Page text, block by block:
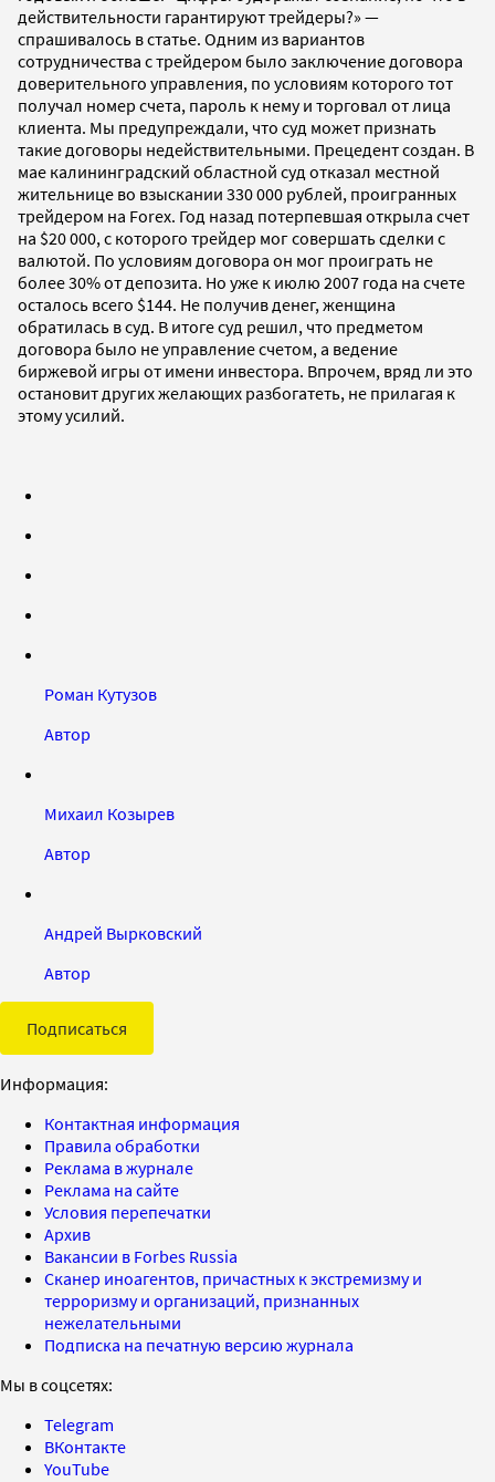
действительности гарантируют трейдеры?» —
спрашивалось в статье. Одним из вариантов
сотрудничества с трейдером было заключение договора
доверительного управления, по условиям которого тот
получал номер счета, пароль к нему и торговал от лица
клиента. Мы предупреждали, что суд может признать
такие договоры недействительными. Прецедент создан. В
мае калининградский областной суд отказал местной
жительнице во взыскании 330 000 рублей, проигранных
трейдером на Forex. Год назад потерпевшая открыла счет
на $20 000, с которого трейдер мог совершать сделки с
валютой. По условиям договора он мог проиграть не
более 30% от депозита. Но уже к июлю 2007 года на счете
осталось всего $144. Не получив денег, женщина
обратилась в суд. В итоге суд решил, что предметом
договора было не управление счетом, а ведение
биржевой игры от имени инвестора. Впрочем, вряд ли это
остановит других желающих разбогатеть, не прилагая к
этому усилий.
Роман Кутузов
Автор
Михаил Козырев
Автор
Андрей Вырковский
Автор
Подписаться
Информация:
Контактная информация
Правила обработки
Реклама в журнале
Реклама на сайте
Условия перепечатки
Архив
Вакансии в Forbes Russia
Сканер иноагентов, причастных к экстремизму и
терроризму и организаций, признанных
нежелательными
Подписка на печатную версию журнала
Мы в соцсетях:
Telegram
ВКонтакте
YouTube